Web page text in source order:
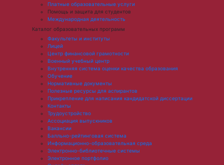
Платные образовательные услуги
Помощь и защита для студентов
Международная деятельность
Каталог образовательных программ
Факультеты и институты
Лицей
Центр финансовой грамотности
Военный учебный центр
Внутренняя система оценки качества образования
Обучение
Нормативные документы
Полезные ресурсы для аспирантов
Прикрепление для написания кандидатской диссертации
Контакты
Трудоустройство
Ассоциация выпускников
Вакансии
Балльно-рейтинговая система
Информационно-образовательная среда
Электронно-библиотечные системы
Электронное портфолио